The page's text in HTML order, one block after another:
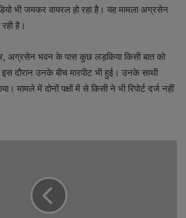
भी जमकर वायरल हो रहा है। यह मामला अग्रसेन
है।
अग्रसेन भवन के पास कुछ लड़किया किसी बात को
दौरान उनके बीच मारपीट भी हुई। उनके साथी
मामले में दोनों पक्षों में से किसी ने भी रिपोर्ट दर्ज नहीं